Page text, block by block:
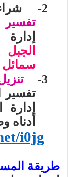
2- شراء
سمائل
3-
تفسير
أدناه
i0jg
طريقة